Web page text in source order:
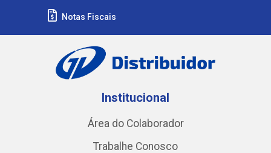
Notas Fiscais
Institucional
Área do Colaborador
Trabalhe Conosco